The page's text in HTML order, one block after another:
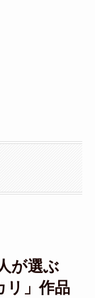
が選ぶ
リ」作品